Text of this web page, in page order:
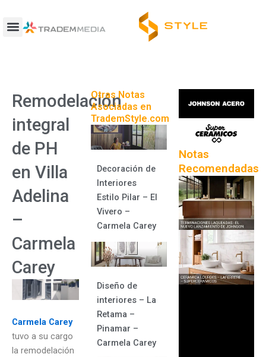
contenido
Remodelación
integral
de PH
en Villa
Adelina
–
Carmela
Carey
Carmela Carey
tuvo a su cargo
la remodelación
Otras Notas
Asociadas en
TrademStyle.com
Decoración de
Interiores
Estilo Pilar – El
Vivero –
Carmela Carey
Diseño de
interiores – La
Retama –
Pinamar –
Carmela Carey
Notas
Recomendadas